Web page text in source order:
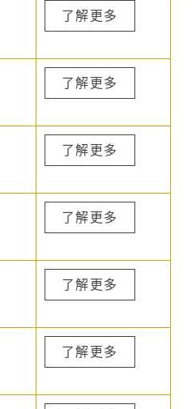
了解更多
了解更多
了解更多
了解更多
了解更多
了解更多